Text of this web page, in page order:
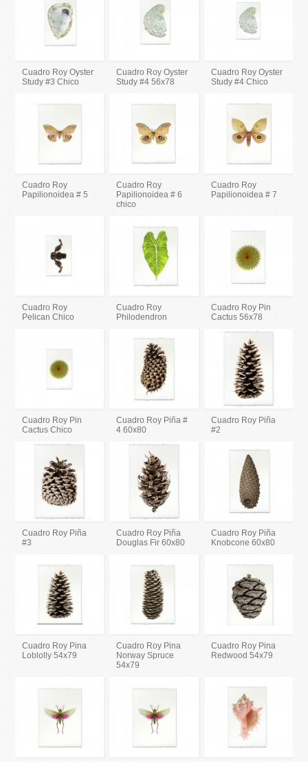
Cuadro Roy Oyster
Study #3 Chico
Cuadro Roy Oyster
Study #4 56x78
Cuadro Roy Oyster
Study #4 Chico
Cuadro Roy
Papilionoidea # 5
Cuadro Roy
Papilionoidea # 6
chico
Cuadro Roy
Papilionoidea # 7
Cuadro Roy
Pelican Chico
Cuadro Roy
Philodendron
Cuadro Roy Pin
Cactus 56x78
Cuadro Roy Pin
Cactus Chico
Cuadro Roy Piña #
4 60x80
Cuadro Roy Piña
#2
Cuadro Roy Piña
#3
Cuadro Roy Piña
Douglas Fir 60x80
Cuadro Roy Piña
Knobcone 60x80
Cuadro Roy Pina
Loblolly 54x79
Cuadro Roy Pina
Norway Spruce
54x79
Cuadro Roy Pina
Redwood 54x79